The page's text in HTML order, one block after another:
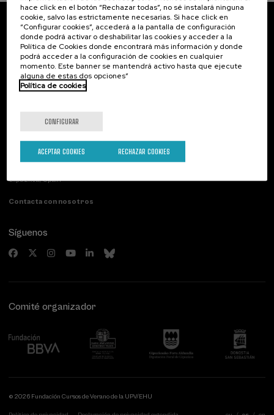
Suscríbete a nuestro boletín
Inscríbete para ser el primero/a en recibir las
novedades de UIK.
Suscribirse
Contacto
Gipuzkoa, Spain
Contacta con nosotros
Síguenos
Comité organizador
© 2026 Fundación Cursos de Verano de la UPV/EHU
hace click en el botón “Rechazar todas”, no sé instalará ninguna
cookie, salvo las estrictamente necesarias. Si hace click en
“Configurar cookies”, accederá a la pantalla de configuración
donde podrá activar o deshabilitar las cookies y acceder a la
Política de Cookies donde encontrará más información y donde
podrá acceder a la configuración de cookies en cualquier
momento. Este banner se mantendrá activo hasta que ejecute
alguna de estas dos opciones”
Política de cookies
CONFIGURAR
RECHAZAR COOKIES
ACEPTAR COOKIES